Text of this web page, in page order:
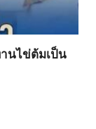
นไข่ต้มเป็น